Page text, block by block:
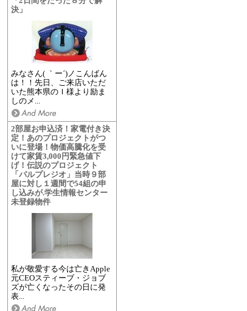
決」
みなさん( ｀ー´)ノこんばん
は！！先日、ご来店いただ
いた熊本県のＩ様より励ま
しのメ...
2部屋お申込済！家電付き決
定！あのプロジェクトがつ
いに登場！物価高騰化を受
けて家賃3,000円緊急値下
げ！伝説のプロジェクト
「パルプレジオ」当時９部
屋に対し１週間で54組の申
し込みが.学生情報センター
未登録物件
私が敬愛する今は亡きApple
元CEOスティーブ・ジョブ
ズが亡くなったその日に発
表...